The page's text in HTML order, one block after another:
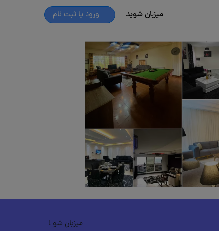
میزبان شوید ورود یا ثبت نام
میزبان شو !